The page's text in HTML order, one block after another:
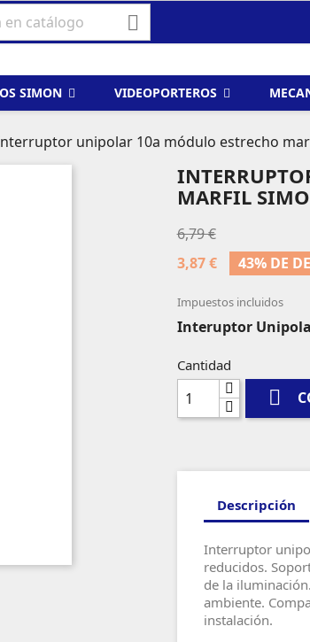

SIMON VIDEOPORTEROS
unipolar 10a módulo estrecho
MARFIL
6,79 €
3,87 €
43% DE
Impuestos incluidos
Interuptor
Cantidad

Descripción
Interruptor
reducidos.
de la
ambiente.
instalación.